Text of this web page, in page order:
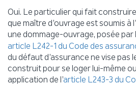
Oui. Le particulier qui fait
que maître d’ouvrage est soumis à
une dommage-ouvrage, posée par
article L242-1 du Code des
du défaut d’assurance ne vise pas
construit pour se loger lui-même
application de l’article L243-3 du